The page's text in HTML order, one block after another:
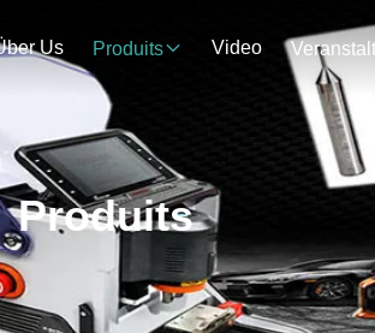
Us Produits Video
Produits